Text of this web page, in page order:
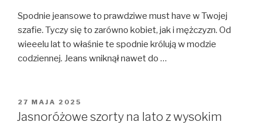
Spodnie jeansowe to prawdziwe must have w Twojej
szafie. Tyczy się to zarówno kobiet, jak i mężczyzn. Od
wieeelu lat to właśnie te spodnie królują w modzie
codziennej. Jeans wniknął nawet do …
OPUBLIKOWANE
W
27 MAJA 2025
Jasnoróżowe szorty na lato z wysokim